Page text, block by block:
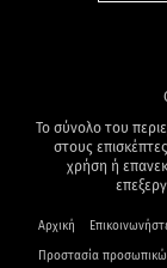
Το σύνολο του
στους
χρήση ή
Αρχική
Προστασία